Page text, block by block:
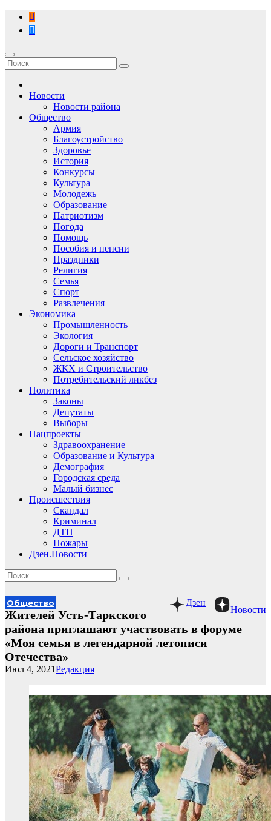
Перейти
содержимому
Новости
Новости района
Общество
Армия
Благоустройство
Здоровье
История
Конкурсы
Культура
Молодежь
Образование
Патриотизм
Погода
Помощь
Пособия и пенсии
Праздники
Религия
Семья
Спорт
Развлечения
Экономика
Промышленность
Экология
Дороги и Транспорт
Сельское хозяйство
ЖКХ и Строительство
Потребительский ликбез
Политика
Законы
Депутаты
Выборы
Нацпроекты
Здравоохранение
Образование и Культура
Демография
Городская среда
Малый бизнес
Происшествия
Скандал
Криминал
ДТП
Пожары
Дзен.Новости
Новости
Дзен
Общество
Жителей Усть-Таркского
района приглашают участвовать в форуме
«Моя семья в легендарной летописи
Отечества»
Редакция
Июл 4, 2021